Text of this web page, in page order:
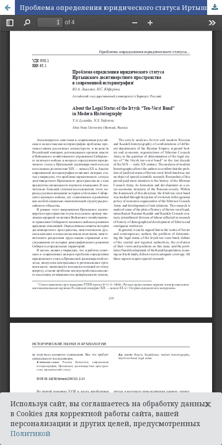
Проблема определения юридического статуса Иртышского десятиверстного пространства в современной историографии
Используя сайт, вы соглашаетесь на обработку данных
в Cookies для корректной работы сайта, вашей
персонализации и других целей, предусмотренных
Политикой
×